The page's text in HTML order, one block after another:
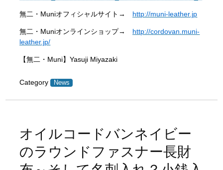
無二・Muniオフィシャルサイト→ http://muni-leather.jp
無二・Muniオンラインショップ→ http://cordovan.muni-
leather.jp/
【無二・Muni】Yasuji Miyazaki
Category News
オイルコードバンネイビー
のラウンドファスナー長財